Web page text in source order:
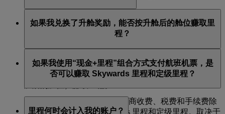
程的条件，因为此类机票属于兑换机票——此时你是在
使用里程，而非赚取里程。
如果我兑换了升舱奖励，能否按升舱后的舱位赚取里
程？
舱位赚取 Skywards 里程和定级里程。如果你最初的预订
是用现金支付的，那么你将按最初预订的舱位（而非升
如果我使用“现金+里程”组合方式支付航班机票，是
否可以赚取 Skywards 里程和定级里程？
用现金支付的票价部分（承运商收费、税费和手续费除
外），依然可以赚取 Skywards 里程和定级里程。取决于
里程何时会计入我的账户？